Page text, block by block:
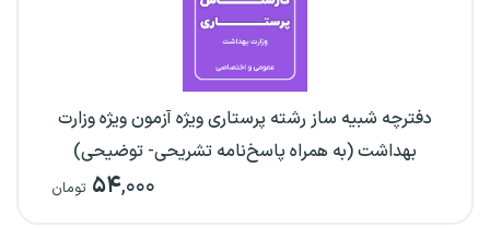
دفترچه شبیه ساز رشته پرستاری ویژه آزمون ویژه وزارت
بهداشت (به همراه پاسخ‌نامه تشریحی- توضیحی)
۵۴,۰۰۰ تومان